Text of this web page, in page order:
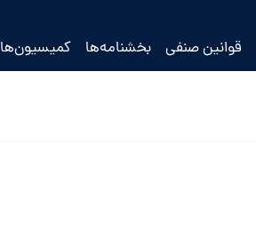
قوانین صنفی بخشنامه‌ها کمیسیون‌ها